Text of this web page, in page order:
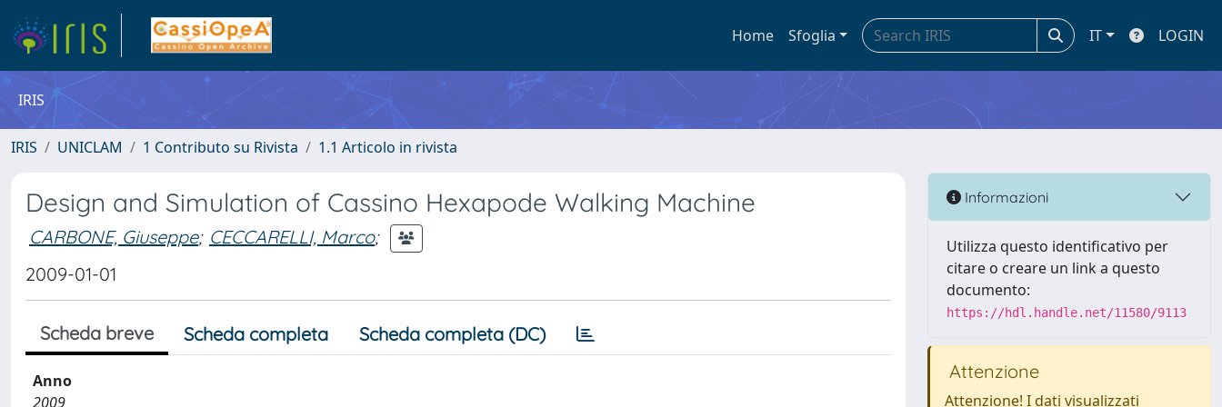
Home Sfoglia IT LOGIN
IRIS
IRIS UNICLAM 1 Contributo su Rivista 1.1 Articolo in rivista
Design and Simulation of Cassino Hexapode Walking Machine
CARBONE, Giuseppe; CECCARELLI, Marco;
2009-01-01
Scheda breve Scheda completa Scheda completa (DC)
Anno
2009
Informazioni
Utilizza questo identificativo per
citare o creare un link a questo
documento:
https://hdl.handle.net/11580/9113
Attenzione
Attenzione! I dati visualizzati